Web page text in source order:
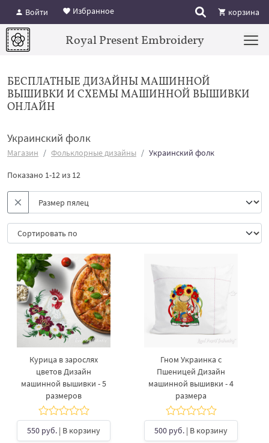
Войти Избранное корзина
Royal Present Embroidery
БЕСПЛАТНЫЕ ДИЗАЙНЫ МАШИННОЙ
ВЫШИВКИ И СХЕМЫ МАШИННОЙ ВЫШИВКИ
ОНЛАЙН
Украинский фолк
Магазин Фольклорные дизайны Украинский фолк
Показано 1-12 из 12
Курица в зарослях
цветов Дизайн
машинной вышивки - 5
размеров
550 руб. | В корзину
Гном Украинка с
Пшеницей Дизайн
машинной вышивки - 4
размера
500 руб. | В корзину